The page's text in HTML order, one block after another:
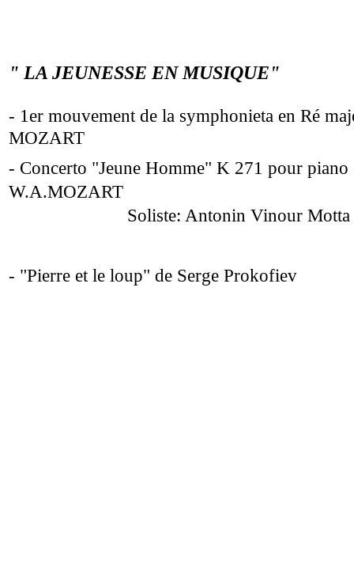
" LA JEUNESSE EN MUSIQUE"
- 1er mouvement de la symphonieta en Ré
MOZART
- Concerto "Jeune Homme" K 271 pour piano
W.A.MOZART
Soliste: Antonin Vinour Motta
- "Pierre et le loup" de Serge Prokofiev